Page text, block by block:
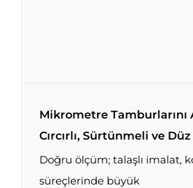
Mikrometre Tamburlarını
Sürtünmeli ve
Mikrometre Tamburlarını
Cırcırlı, Sürtünmeli ve Düz
Doğru ölçüm; talaşlı imalat,
süreçlerinde büyük